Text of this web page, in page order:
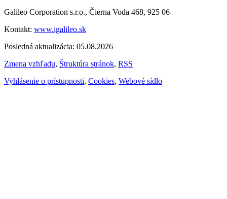
Galileo Corporation s.r.o., Čierna Voda 468, 925 06
Kontakt: www.igalileo.sk
Posledná aktualizácia: 05.08.2026
Zmena vzhľadu, Štruktúra stránok, RSS
Vyhlásenie o prístupnosti, Cookies, Webové sídlo